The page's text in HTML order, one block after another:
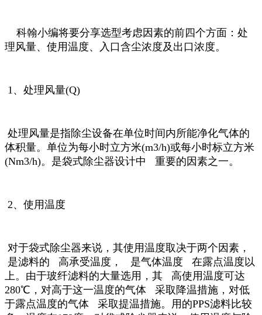
科翰小编将要分享选型考虑因素的前四个方面：处
理风量、使用温度、入口含尘浓度及出口浓度。
1、处理风量(Q)
处理风量是指除尘设备在单位时间内所能净化气体的
体积量。单位为每小时立方米(m3/h)或每小时标立方米
(Nm3/h)。是袋式除尘器设计中 重要的因素之一。
2、使用温度
对于袋式除尘器来说，其使用温度取决于两个因素，
是滤料的 高承受温度， 是气体温度 在露点温度以
上。由于玻纤滤料的大量选用，其 高使用温度可达
280℃，对高于这一温度的气体 采取降温措施，对低
于露点温度的气体 采取提温措施。用的PPS滤料比较